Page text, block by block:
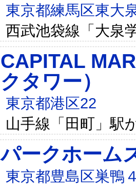
東京都練馬区東大
西武池袋線「大泉
CAPITAL
クタワー）
東京都港区22
山手線「田町」駅
パークホーム
東京都豊島区巣鴨